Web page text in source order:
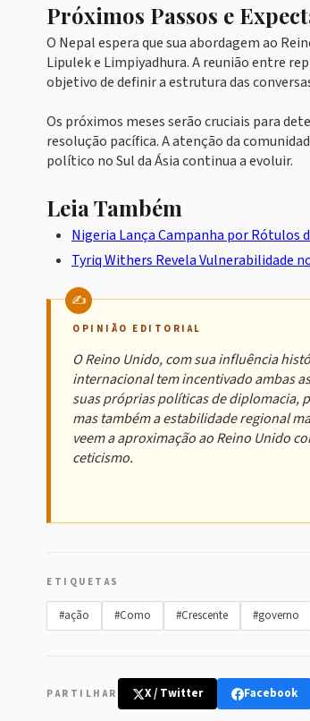
Próximos Passos e
O Nepal espera que sua abordagem ao
Lipulek e Limpiyadhura. A reunião entre
objetivo de definir a estrutura das
Os próximos meses serão cruciais para
resolução pacífica. A atenção da
político no Sul da Ásia continua a evoluir.
Leia Também
Nigeria Lança Campanha por Rótulos
Tyriq Withers Revela Vulnerabilidade
OPINIÃO EDITORIAL
O Reino Unido, com sua influência
internacional tem incentivado ambas
suas próprias políticas de diplomacia,
mas também a estabilidade regional
veem a aproximação ao Reino Unido
ceticismo.
ETIQUETAS
#ação #Como #Crescente #governo
PARTILHAR X / Twitter Facebook